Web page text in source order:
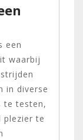
een
waarbij
in diverse
te testen,
plezier te